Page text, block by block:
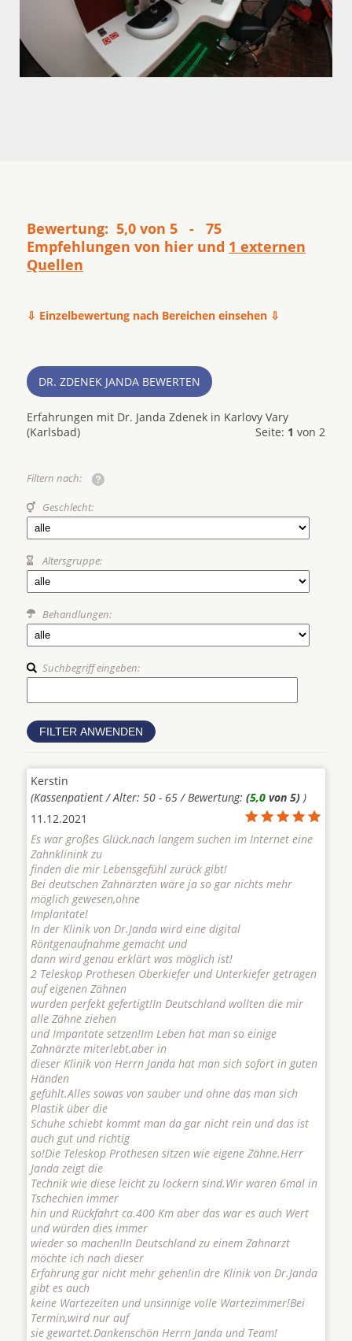
Bewertung: 5,0 von 5 - 75
Empfehlungen von hier und 1 externen
Quellen
⇩ Einzelbewertung nach Bereichen einsehen ⇩
DR. ZDENEK JANDA BEWERTEN
Erfahrungen mit Dr. Janda Zdenek in Karlovy Vary
(Karlsbad)
Seite: 1 von 2
Filtern nach:
Geschlecht:
Altersgruppe:
Behandlungen:
Suchbegriff eingeben:
Kerstin
(Kassenpatient / Alter: 50 - 65 / Bewertung: (5,0 von 5) )
11.12.2021
Es war großes Glück,nach langem suchen im Internet eine
Zahnklinink zu
finden die mir Lebensgefühl zurück gibt!
Bei deutschen Zahnärzten wäre ja so gar nichts mehr
möglich gewesen,ohne
Implantate!
In der Klinik von Dr.Janda wird eine digital
Röntgenaufnahme gemacht und
dann wird genau erklärt was möglich ist!
2 Teleskop Prothesen Oberkiefer und Unterkiefer getragen
auf eigenen Zähnen
wurden perfekt gefertigt!In Deutschland wollten die mir
alle Zähne ziehen
und Impantate setzen!Im Leben hat man so einige
Zahnärzte miterlebt,aber in
dieser Klinik von Herrn Janda hat man sich sofort in guten
Händen
gefühlt.Alles sowas von sauber und ohne das man sich
Plastik über die
Schuhe schiebt kommt man da gar nicht rein und das ist
auch gut und richtig
so!Die Teleskop Prothesen sitzen wie eigene Zähne.Herr
Janda zeigt die
Technik wie diese leicht zu lockern sind.Wir waren 6mal in
Tschechien immer
hin und Rückfahrt ca.400 Km aber das war es auch Wert
und würden dies immer
wieder so machen!In Deutschland zu einem Zahnarzt
möchte ich nach dieser
Erfahrung gar nicht mehr gehen!in dre Klinik von Dr.Janda
gibt es auch
keine Wartezeiten und unsinnige volle Wartezimmer!Bei
Termin,wird nur auf
sie gewartet.Dankenschön Herrn Janda und Team!